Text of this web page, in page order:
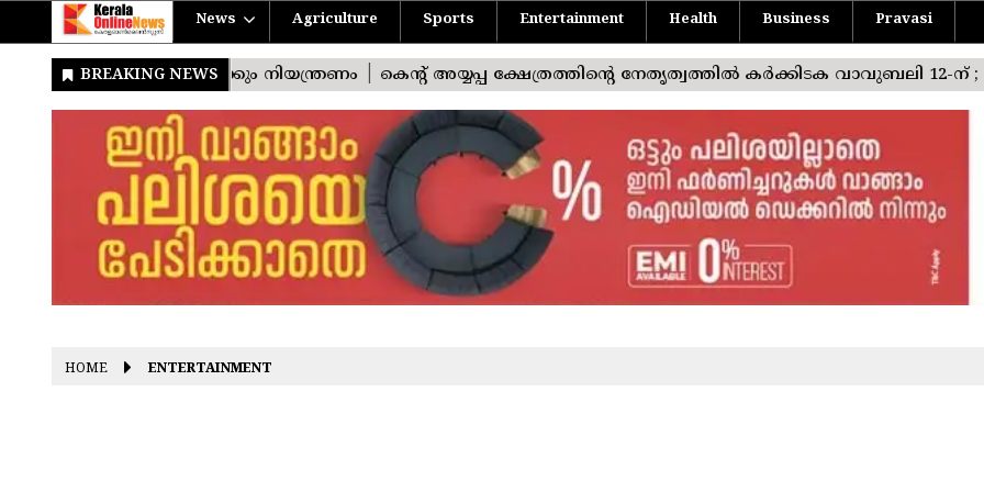
News Agriculture Sports Entertainment Health Business Pravasi
HOME ENTERTAINMENT